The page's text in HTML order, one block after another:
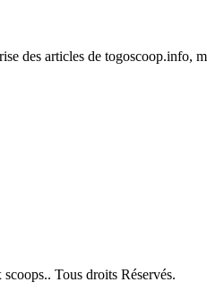
des articles de togoscoop.info,
Tous droits Réservés.